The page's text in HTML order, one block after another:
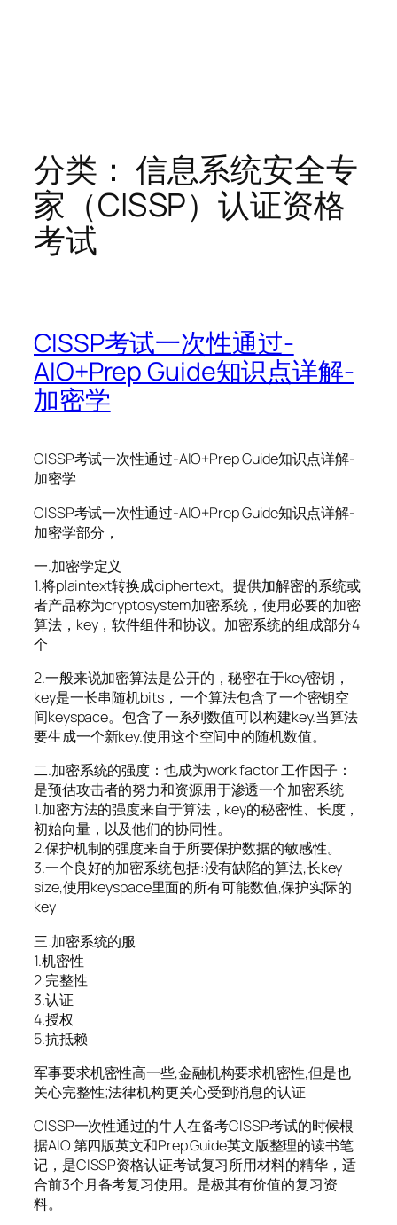
分类： 信息系统安全专
家（CISSP）认证资格
考试
CISSP考试一次性通过-
AIO+Prep Guide知识点详解-
加密学
CISSP考试一次性通过-AIO+Prep Guide知识点详解-
加密学
CISSP考试一次性通过-AIO+Prep Guide知识点详解-
加密学部分，
一.加密学定义
1.将plaintext转换成ciphertext。提供加解密的系统或
者产品称为cryptosystem加密系统，使用必要的加密
算法，key，软件组件和协议。加密系统的组成部分4
个
2.一般来说加密算法是公开的，秘密在于key密钥，
key是一长串随机bits， 一个算法包含了一个密钥空
间keyspace。包含了一系列数值可以构建key.当算法
要生成一个新key.使用这个空间中的随机数值。
二.加密系统的强度：也成为work factor 工作因子：
是预估攻击者的努力和资源用于渗透一个加密系统
1.加密方法的强度来自于算法，key的秘密性、长度，
初始向量，以及他们的协同性。
2.保护机制的强度来自于所要保护数据的敏感性。
3.一个良好的加密系统包括:没有缺陷的算法,长key
size,使用keyspace里面的所有可能数值,保护实际的
key
三.加密系统的服
1.机密性
2.完整性
3.认证
4.授权
5.抗抵赖
军事要求机密性高一些,金融机构要求机密性,但是也
关心完整性;法律机构更关心受到消息的认证
CISSP一次性通过的牛人在备考CISSP考试的时候根
据AIO 第四版英文和Prep Guide英文版整理的读书笔
记，是CISSP资格认证考试复习所用材料的精华，适
合前3个月备考复习使用。是极其有价值的复习资
料。